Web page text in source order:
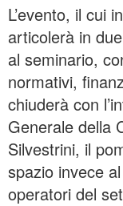
L’evento, il cui
articolerà in
al seminario,
normativi,
chiuderà con
Generale della
Silvestrini, il
spazio invece
operatori del